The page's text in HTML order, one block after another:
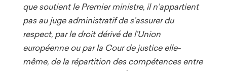
que soutient le Premier ministre, il n’appartient
pas au juge administratif de s’assurer du
respect, par le droit dérivé de l’Union
européenne ou par la Cour de justice elle-
même, de la répartition des compétences entre